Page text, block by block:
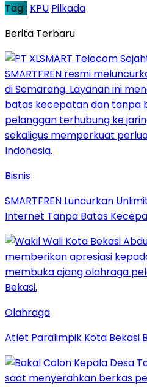
Tag : KPU Pilkada
Berita Terbaru
Bisnis
SMARTFREN Luncurkan
Internet Tanpa Batas
Olahraga
Atlet Paralimpik Kota Bekasi